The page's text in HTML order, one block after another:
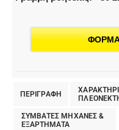
ΦΟΡΜΑ
ΠΕΡΙΓΡΑΦΗ
ΣΥΜΒΑΤΕΣ ΜΗΧΑΝΕΣ &
ΕΞΑΡΤΗΜΑΤΑ